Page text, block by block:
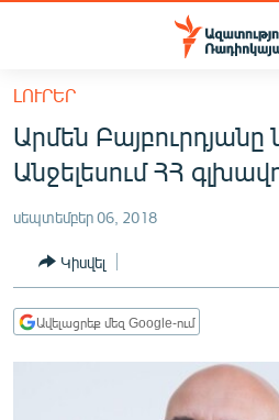
Մատչելիության
հիմնական
բովանդակությանը
Անցնել
հիմնական
մենյուին
ՀԱՅԱՍՏԱՆ
ՔԱՂԱՔԱԿԱՆ
ԸՆՏՐՈՒԹՅՈՒՆՆԵՐ 2026
ԻՐԱՎՈՒՆՔ
ՀԱՍԱՐԱԿՈՒԹՅՈՒՆ
ԼՈՒՐԵՐ
Արմեն Բայբուրդյանը
Անջելեսում ՀՀ
սեպտեմբեր 06, 2018
Կիսվել
Ավելացրեք մեզ Google-ում